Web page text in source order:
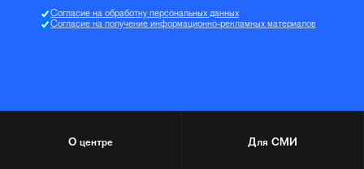
Согласие на обработку персональных данных
Согласие на получение информационно-рекламных материалов
О центре Для СМИ